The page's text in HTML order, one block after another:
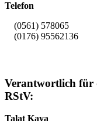
Telefon
(0561) 578065
(0176) 95562136
Verantwortlich für
RStV:
Talat Kaya